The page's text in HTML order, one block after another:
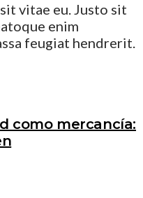
vitae eu. Justo sit
enim
feugiat hendrerit.
como mercancía: